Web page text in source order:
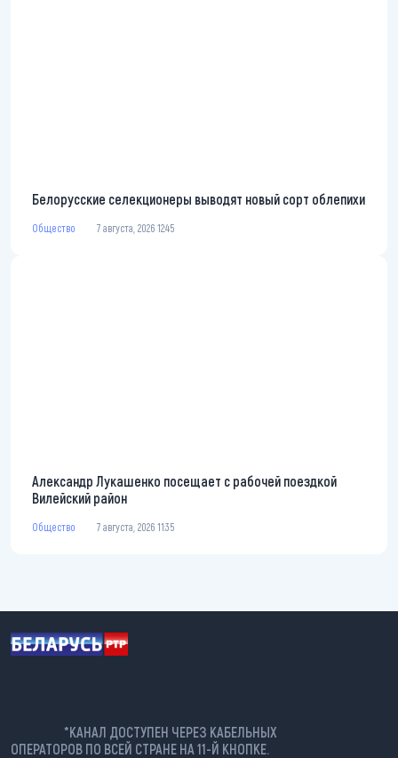
Белорусские селекционеры выводят новый сорт облепихи
Общество 7 августа, 2026 12:45
Александр Лукашенко посещает с рабочей поездкой
Вилейский район
Общество 7 августа, 2026 11:35
*КАНАЛ ДОСТУПЕН ЧЕРЕЗ КАБЕЛЬНЫХ
ОПЕРАТОРОВ ПО ВСЕЙ СТРАНЕ НА 11-Й КНОПКЕ.